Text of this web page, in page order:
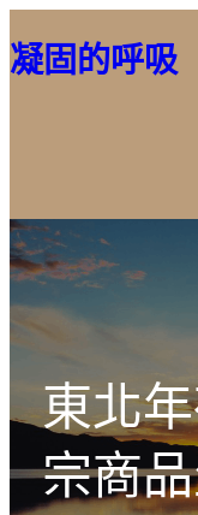
至
容
凝固的呼吸
東北
宗商